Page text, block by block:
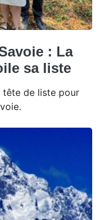
: La
sa liste
tête de liste pour